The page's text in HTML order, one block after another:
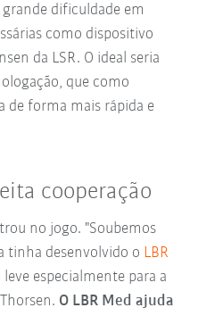
dificuldade em
como dispositivo
da LSR. O ideal seria
que como
de forma mais rápida e
cooperação
no jogo. "Soubemos
tinha desenvolvido o LBR
especialmente para a
O LBR Med ajuda